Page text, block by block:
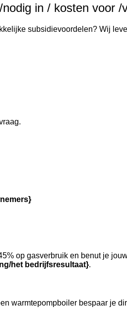
in / kosten voor /
subsidievoordelen? Wij
op gasverbruik en benut je
het bedrijfsresultaat}.
warmtepompboiler bespaar je